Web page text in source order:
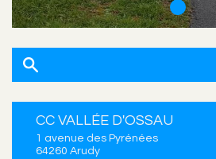
CC VALLÉE D'OSSAU
1 avenue des Pyrénées
64260 Arudy